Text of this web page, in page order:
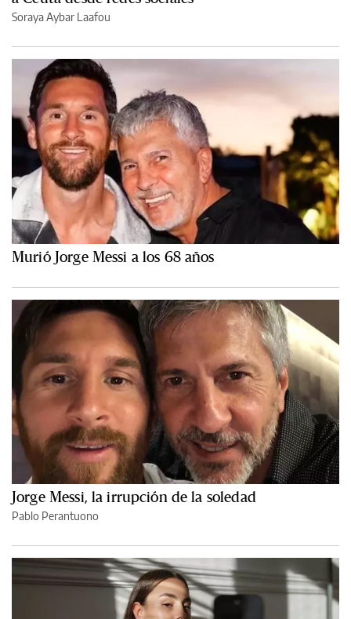
Soraya Aybar Laafou
Murió Jorge Messi a los 68 años
Jorge Messi, la irrupción de la soledad
Pablo Perantuono